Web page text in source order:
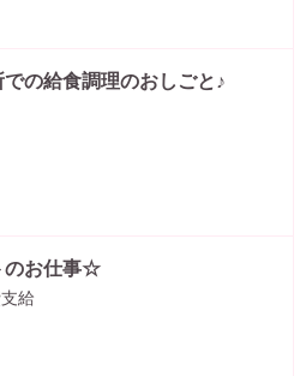
の給食調理のおしごと♪
のお仕事☆
給